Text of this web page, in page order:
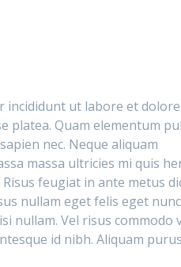
incididunt ut labore et dolore
platea. Quam elementum
nec. Neque aliquam
massa ultricies mi quis
feugiat in ante metus
nullam eget felis eget nunc
nullam. Vel risus commodo
id nibh. Aliquam